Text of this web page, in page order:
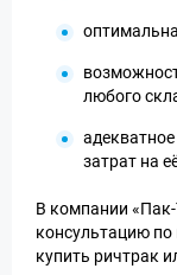
любого
затрат на
В компании
консультацию по
купить ричтрак